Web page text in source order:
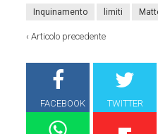
Inquinamento limiti
‹Articolo precedente
FACEBOOK TWITTER